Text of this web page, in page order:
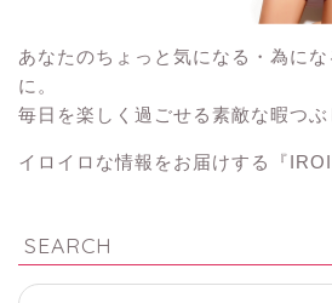
あなたのちょっと気になる・為に
に。
毎日を楽しく過ごせる素敵な暇つぶ
イロイロな情報をお届けする『
SEARCH